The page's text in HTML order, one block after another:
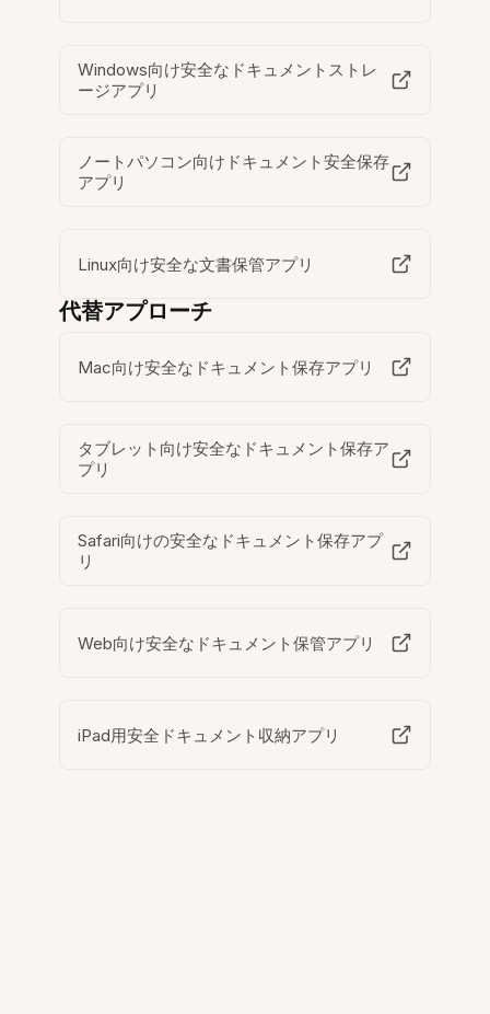
Windows向け安全なドキュメントストレ
ージアプリ
ノートパソコン向けドキュメント安全保存
アプリ
Linux向け安全な文書保管アプリ
代替アプローチ
Mac向け安全なドキュメント保存アプリ
タブレット向け安全なドキュメント保存ア
プリ
Safari向けの安全なドキュメント保存アプ
リ
Web向け安全なドキュメント保管アプリ
iPad用安全ドキュメント収納アプリ